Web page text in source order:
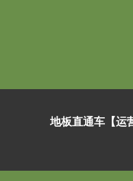
地板直通车【运